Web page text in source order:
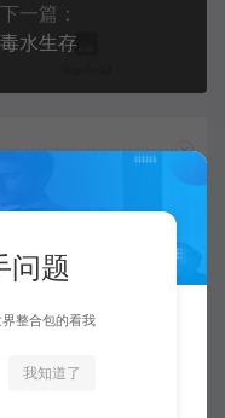
下一篇：
毒水生存
问题
整合包的看我
我知道了